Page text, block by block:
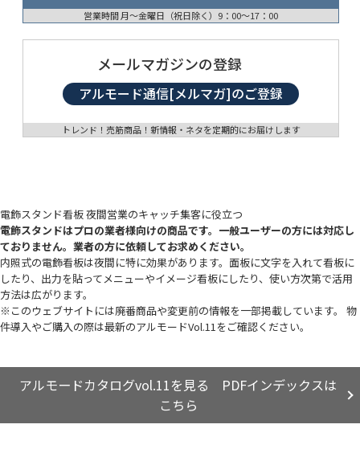
営業時間 月〜金曜日（祝日除く）9：00〜17：00
メールマガジンの登録
アルモード通信[メルマガ]のご登録
トレンド！売筋商品！新情報・ネタを定期的にお届けします
電飾スタンド看板 夜間営業のキャッチ集客に役立つ
電飾スタンドはプロの業者様向けの商品です。一般ユーザーの方には対応し
ておりません。業者の方に依頼してお求めください。
内照式の電飾看板は夜間に特に効果があります。面板に文字を入れて看板に
したり、出力を貼ってメニューやイメージ看板にしたり、使い方次第で活用
方法は広がります。
※このウェブサイトには廃番商品や変更前の情報を一部掲載しています。 物
件導入やご購入の際は最新のアルモードVol.11をご確認ください。
アルモードカタログvol.11を見る PDFインデックスは
こちら